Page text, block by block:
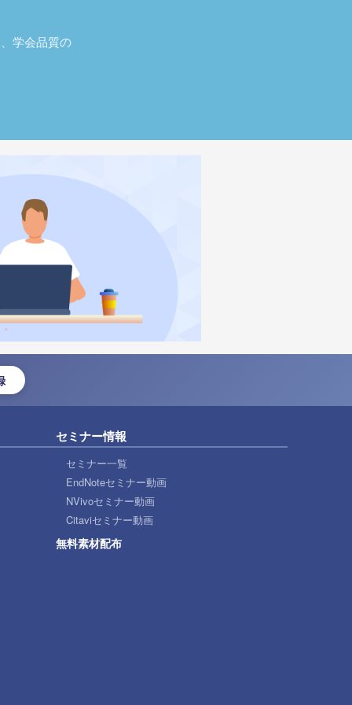
学会品質の
セミナー情報
セミナー一覧
EndNoteセミナー動画
NVivoセミナー動画
Citaviセミナー動画
無料素材配布